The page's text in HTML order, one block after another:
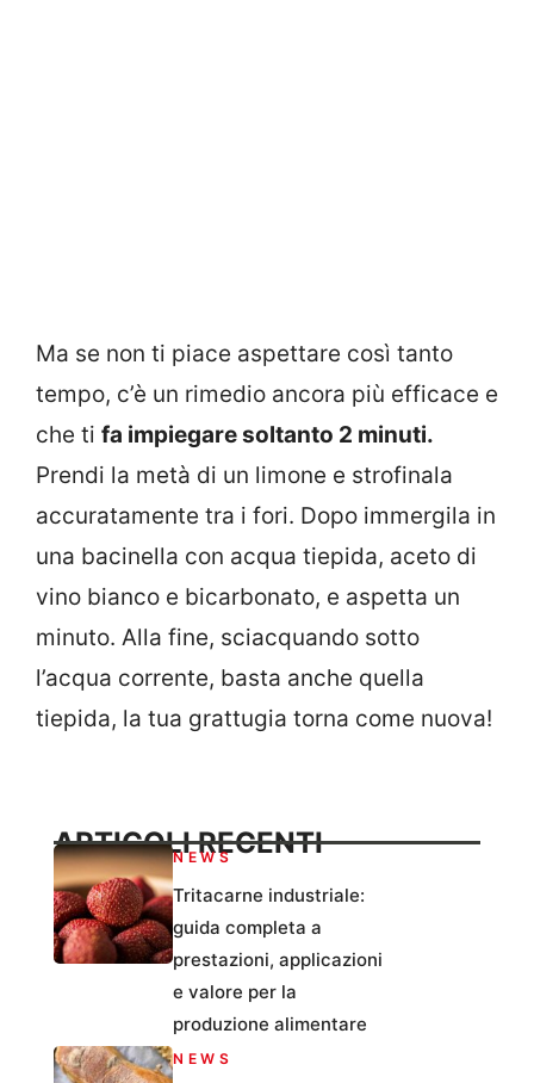
Ma se non ti piace aspettare così tanto
tempo, c’è un rimedio ancora più efficace e
che ti fa impiegare soltanto 2 minuti.
Prendi la metà di un limone e strofinala
accuratamente tra i fori. Dopo immergila in
una bacinella con acqua tiepida, aceto di
vino bianco e bicarbonato, e aspetta un
minuto. Alla fine, sciacquando sotto
l’acqua corrente, basta anche quella
tiepida, la tua grattugia torna come nuova!
ARTICOLI RECENTI
NEWS
Tritacarne industriale:
guida completa a
prestazioni, applicazioni
e valore per la
produzione alimentare
NEWS